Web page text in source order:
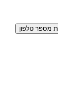
מספר טלפון